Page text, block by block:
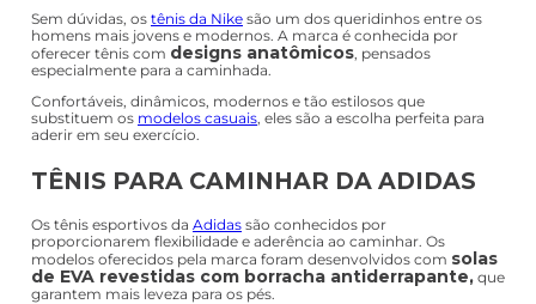
Sem dúvidas, os tênis da Nike são um dos queridinhos entre os
homens mais jovens e modernos. A marca é conhecida por
oferecer tênis com designs anatômicos, pensados
especialmente para a caminhada.
Confortáveis, dinâmicos, modernos e tão estilosos que
substituem os modelos casuais, eles são a escolha perfeita para
aderir em seu exercício.
TÊNIS PARA CAMINHAR DA ADIDAS
Os tênis esportivos da Adidas são conhecidos por
proporcionarem flexibilidade e aderência ao caminhar. Os
modelos oferecidos pela marca foram desenvolvidos com solas
de EVA revestidas com borracha antiderrapante, que
garantem mais leveza para os pés.